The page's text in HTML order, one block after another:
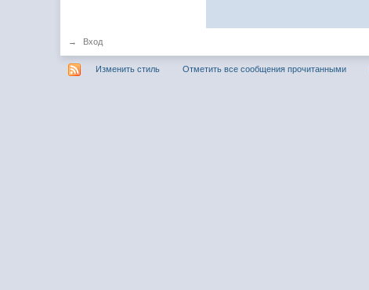
→ Вход
Изменить стиль Отметить все сообщения прочитанными